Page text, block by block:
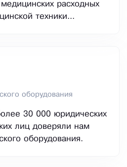
расходных
техники...
оборудования
30 000 юридических
лиц доверяли нам
оборудования.